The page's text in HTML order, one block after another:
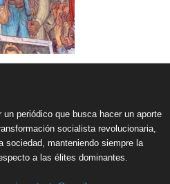
periódico que busca hacer un aporte
socialista revolucionaria,
sociedad, manteniendo siempre la
a las élites dominantes.